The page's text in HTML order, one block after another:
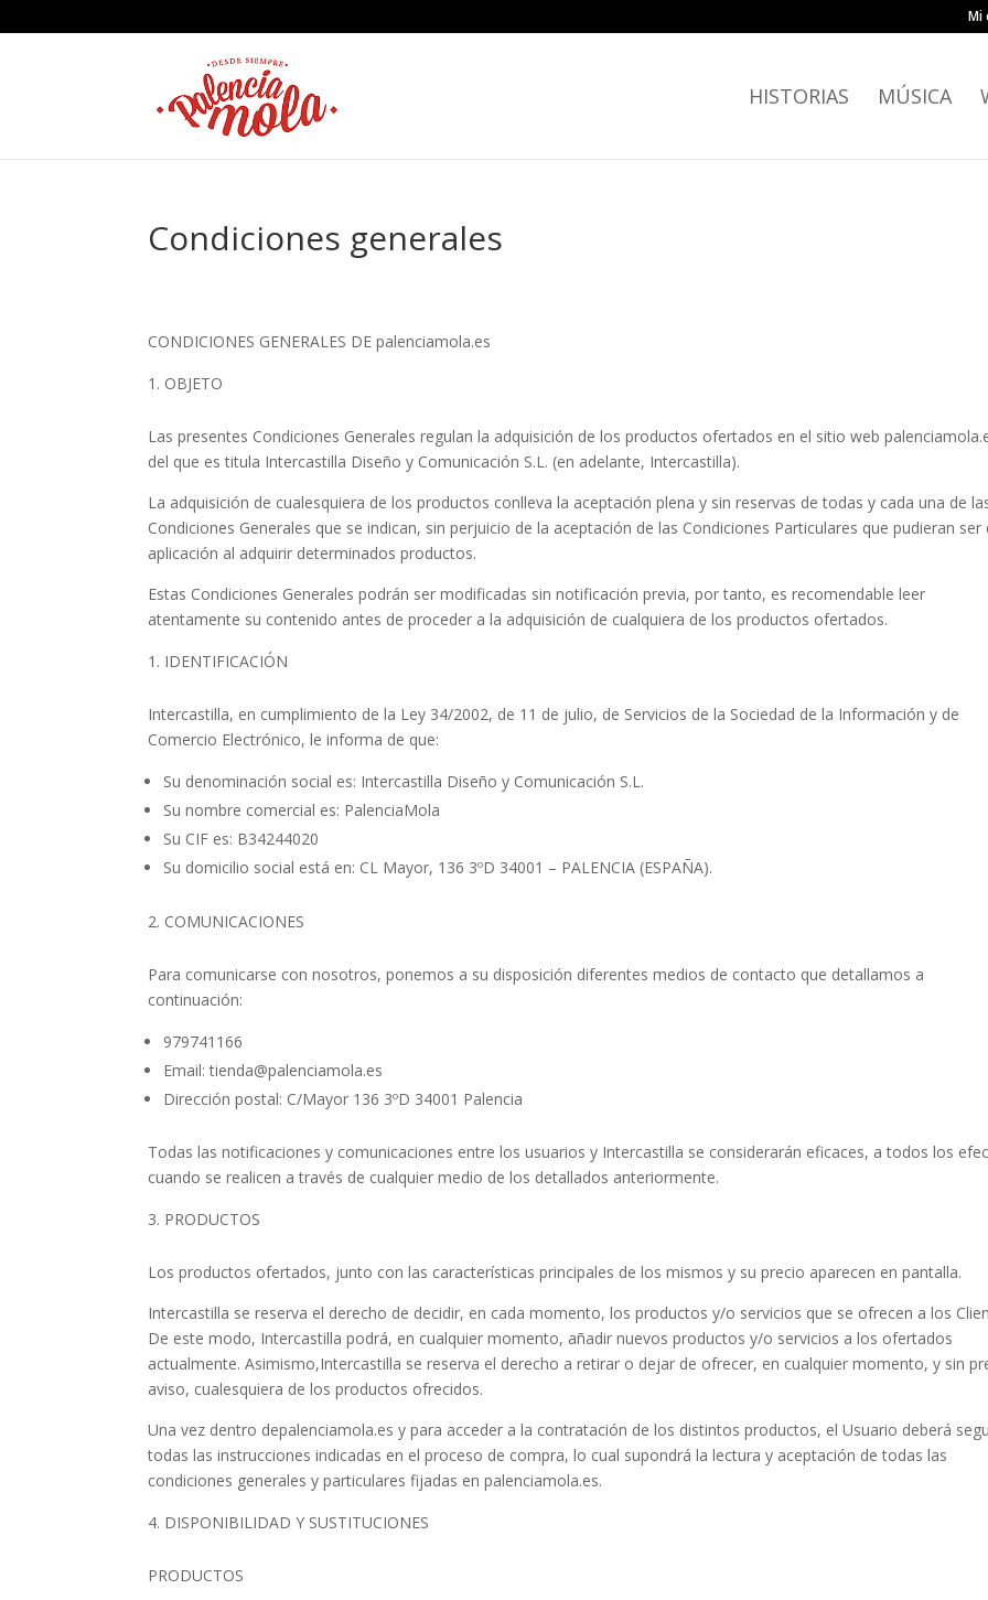
Mi
HISTORIAS MÚSICA
Condiciones generales
CONDICIONES GENERALES DE palenciamola.es
OBJETO
Las presentes Condiciones Generales regulan la adquisición de los productos ofertados en el sitio web
del que es titula Intercastilla Diseño y Comunicación S.L. (en adelante, Intercastilla).
La adquisición de cualesquiera de los productos conlleva la aceptación plena y sin reservas de todas y cada una de
Condiciones Generales que se indican, sin perjuicio de la aceptación de las Condiciones Particulares que pudieran ser
aplicación al adquirir determinados productos.
Estas Condiciones Generales podrán ser modificadas sin notificación previa, por tanto, es recomendable leer
atentamente su contenido antes de proceder a la adquisición de cualquiera de los productos ofertados.
IDENTIFICACIÓN
Intercastilla, en cumplimiento de la Ley 34/2002, de 11 de julio, de Servicios de la Sociedad de la Información y de
Comercio Electrónico, le informa de que:
Su denominación social es: Intercastilla Diseño y Comunicación S.L.
Su nombre comercial es: PalenciaMola
Su CIF es: B34244020
Su domicilio social está en: CL Mayor, 136 3ºD 34001 – PALENCIA (ESPAÑA).
COMUNICACIONES
Para comunicarse con nosotros, ponemos a su disposición diferentes medios de contacto que detallamos a
continuación:
979741166
Email: tienda@palenciamola.es
Dirección postal: C/Mayor 136 3ºD 34001 Palencia
Todas las notificaciones y comunicaciones entre los usuarios y Intercastilla se considerarán eficaces, a todos los
cuando se realicen a través de cualquier medio de los detallados anteriormente.
PRODUCTOS
Los productos ofertados, junto con las características principales de los mismos y su precio aparecen en pantalla.
Intercastilla se reserva el derecho de decidir, en cada momento, los productos y/o servicios que se ofrecen a los
De este modo, Intercastilla podrá, en cualquier momento, añadir nuevos productos y/o servicios a los ofertados
actualmente. Asimismo,Intercastilla se reserva el derecho a retirar o dejar de ofrecer, en cualquier momento, y sin
aviso, cualesquiera de los productos ofrecidos.
Una vez dentro depalenciamola.es y para acceder a la contratación de los distintos productos, el Usuario deberá
todas las instrucciones indicadas en el proceso de compra, lo cual supondrá la lectura y aceptación de todas las
condiciones generales y particulares fijadas en palenciamola.es.
DISPONIBILIDAD Y SUSTITUCIONES
PRODUCTOS